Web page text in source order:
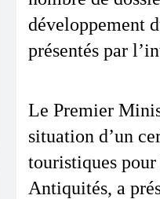
développement
présentés par
Le Premier
situation d’un
touristiques
Antiquités, a